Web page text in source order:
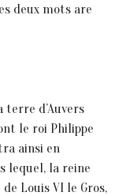
deux mots are
terre d’Auvers
le roi Philippe
ainsi en
lequel, la reine
Louis VI le Gros,